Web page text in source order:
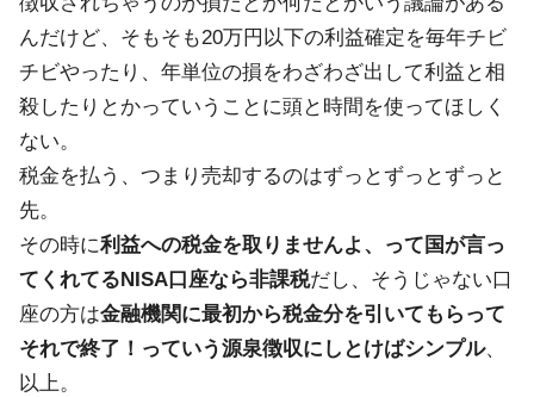
んだけど、そもそも20万円以下の利益確定を毎年チビ
チビやったり、年単位の損をわざわざ出して利益と相
殺したりとかっていうことに頭と時間を使ってほしく
ない。
税金を払う、つまり売却するのはずっとずっとずっと
先。
その時に利益への税金を取りませんよ、って国が言っ
てくれてるNISA口座なら非課税だし、そうじゃない口
座の方は金融機関に最初から税金分を引いてもらって
それで終了！っていう源泉徴収にしとけばシンプル、
以上。